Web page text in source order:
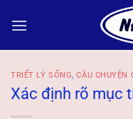
qua
TRIẾT LÝ SỐNG,CÂU CHUYỆN
Xác định rõ mục